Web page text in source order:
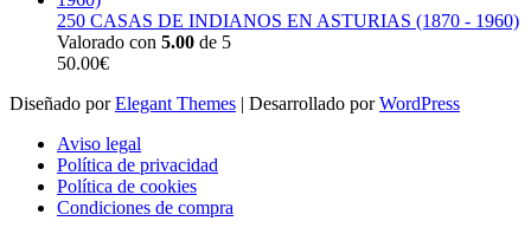
250 CASAS DE INDIANOS EN ASTURIAS (1870 - 1960)
Valorado con 5.00 de 5
50.00€
Diseñado porElegant Themes | Desarrollado porWordPress
Aviso legal
Política de privacidad
Política de cookies
Condiciones de compra